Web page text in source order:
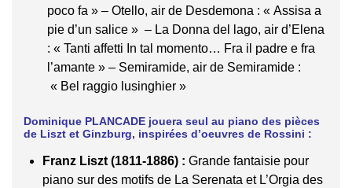
poco fa » – Otello, air de Desdemona : « Assisa a
pie d’un salice » – La Donna del lago, air d’Elena
: « Tanti affetti In tal momento… Fra il padre e fra
l’amante » – Semiramide, air de Semiramide :
« Bel raggio lusinghier »
Dominique PLANCADE jouera seul au piano des pièces
de Liszt et Ginzburg, inspirées d’oeuvres de Rossini :
Franz Liszt (1811-1886) : Grande fantaisie pour
piano sur des motifs de La Serenata et L’Orgia des